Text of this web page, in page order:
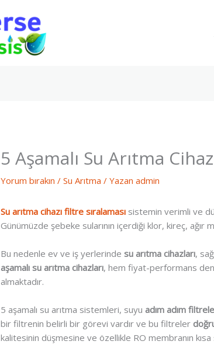
5 Aşamalı Su Arıtma
Yorum bırakın /Su Arıtma / Yazan admin
Su arıtma cihazı filtre sıralaması sistemin verimli ve
Günümüzde şebeke sularının içerdiği klor, kireç,
Bu nedenle ev ve iş yerlerindesu arıtma cihazları,
aşamalı su arıtma cihazları, hem fiyat-performans
almaktadır.
5 aşamalı su arıtma sistemleri, suyu adım adım
bir filtrenin belirli bir görevi vardır ve bu filtreler
kalitesinin düşmesine ve özellikle RO membranın